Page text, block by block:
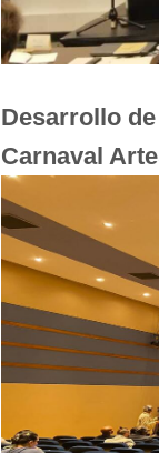
Desarrollo
Carnaval